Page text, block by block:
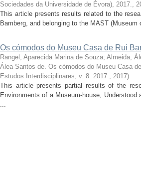
Sociedades da Universidade de Évora), 2017.,
This article presents results related to the
Bamberg, and belonging to the MAST
Os cómodos do Museu Casa de Rui
Rangel, Aparecida Marina de Souza; Almeida,
Álea Santos de. Os cómodos do Museu Casa
Estudos Interdisciplinares, v. 8. 2017., 2017)
This article presents partial results of the
Environments of a Museum-house,
...